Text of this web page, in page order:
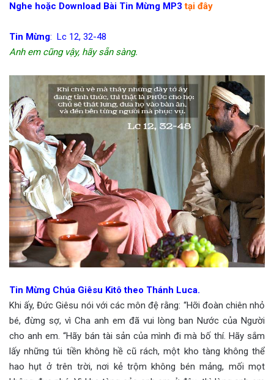
Nghe hoặc Download Bài Tin Mừng MP3tại đây
Tin Mừng: Lc 12, 32-48
Anh em cũng vậy, hãy sẵn sàng.
Tin Mừng Chúa Giêsu Kitô theo Thánh Luca.
Khi ấy, Đức Giêsu nói với các môn đệ rằng: “Hỡi đoàn chiên nhỏ
bé, đừng sợ, vì Cha anh em đã vui lòng ban Nước của Người
cho anh em. “Hãy bán tài sản của mình đi mà bố thí. Hãy sắm
lấy những túi tiền không hề cũ rách, một kho tàng không thể
hao hụt ở trên trời, nơi kẻ trộm không bén mảng, mối mọt